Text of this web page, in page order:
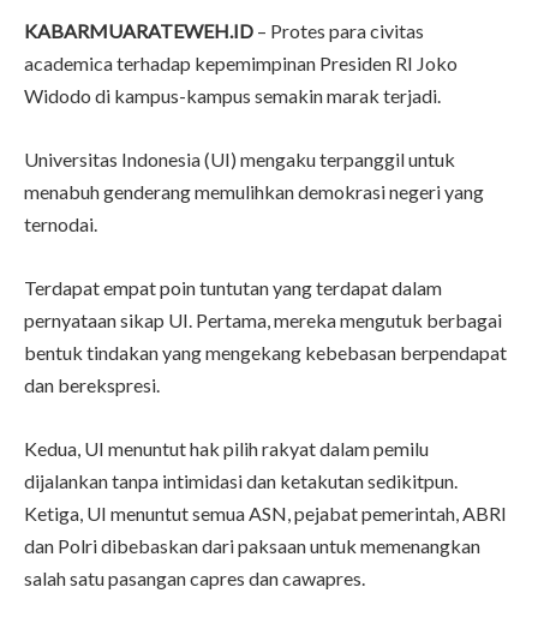
KABARMUARATEWEH.ID – Protes para civitas
academica terhadap kepemimpinan Presiden RI Joko
Widodo di kampus-kampus semakin marak terjadi.
Universitas Indonesia (UI) mengaku terpanggil untuk
menabuh genderang memulihkan demokrasi negeri yang
ternodai.
Terdapat empat poin tuntutan yang terdapat dalam
pernyataan sikap UI. Pertama, mereka mengutuk berbagai
bentuk tindakan yang mengekang kebebasan berpendapat
dan berekspresi.
Kedua, UI menuntut hak pilih rakyat dalam pemilu
dijalankan tanpa intimidasi dan ketakutan sedikitpun.
Ketiga, UI menuntut semua ASN, pejabat pemerintah, ABRI
dan Polri dibebaskan dari paksaan untuk memenangkan
salah satu pasangan capres dan cawapres.